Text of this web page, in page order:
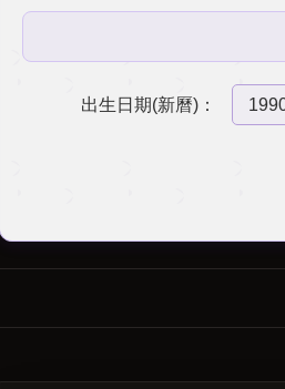
出生日期(新曆)：